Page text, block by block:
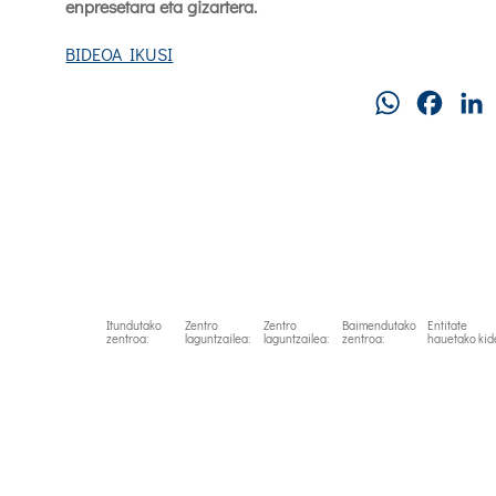
enpresetara eta gizartera.
BIDEOA IKUSI
WhatsApp
Itundutako
zentroa:
Zentro
laguntzailea:
Zentro
laguntzailea:
Baimendutako
zentroa:
Entitate
hauetako